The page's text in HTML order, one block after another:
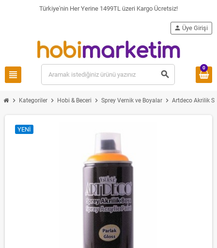
Türkiye'nin Her Yerine 1499TL üzeri Kargo Ücretsiz!
view_headline search
person Üye Girişi
0
chevron_right Kategoriler chevron_right Hobi & Beceri chevron_right Sprey Vernik ve Boyalar chevron_right Artdeco Akrilik
YENI